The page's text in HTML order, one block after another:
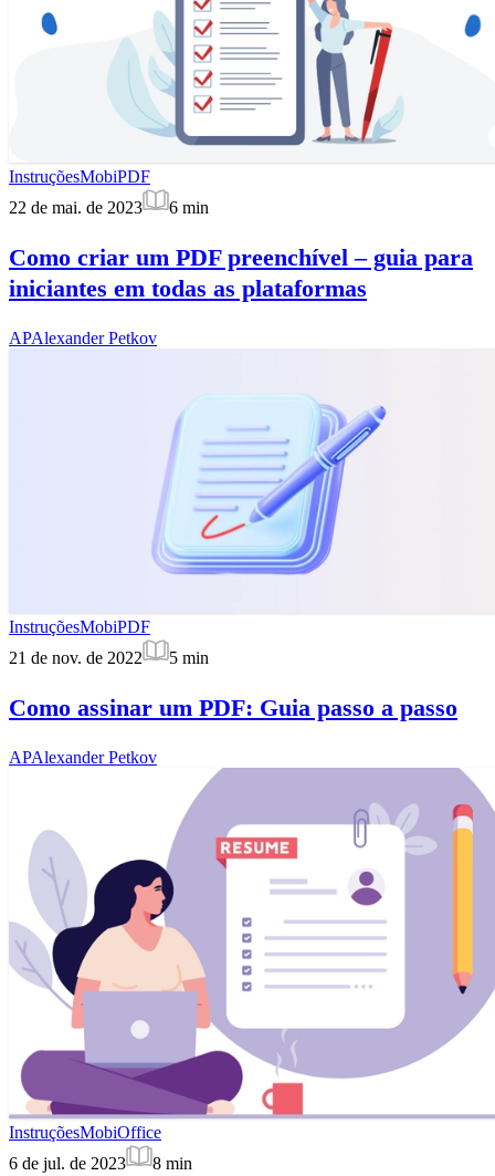
InstruçõesMobiPDF
22 de mai. de 2023
6 min
Como criar um PDF preenchível – guia para
iniciantes em todas as plataformas
APAlexander Petkov
InstruçõesMobiPDF
21 de nov. de 2022
5 min
Como assinar um PDF: Guia passo a passo
APAlexander Petkov
InstruçõesMobiOffice
6 de jul. de 2023
8 min